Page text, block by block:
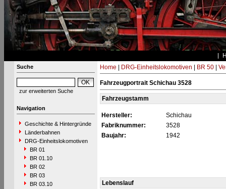
Suche
zur erweiterten Suche
Navigation
Geschichte & Hintergründe
Länderbahnen
DRG-Einheitslokomotiven
BR 01
BR 01.10
BR 02
BR 03
BR 03.10
Home DRG-Einheitslokomotiven BR 50|
Fahrzeugportrait Schichau 3528
Fahrzeugstamm
Hersteller:
Schichau
Fabriknummer:
3528
Baujahr:
1942
Lebenslauf